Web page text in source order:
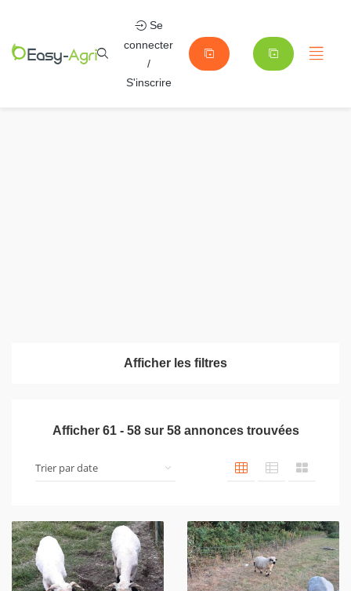
Se
connecter
/
S'inscrire
Afficher les filtres
Afficher 61- 58sur 58annonces trouvées